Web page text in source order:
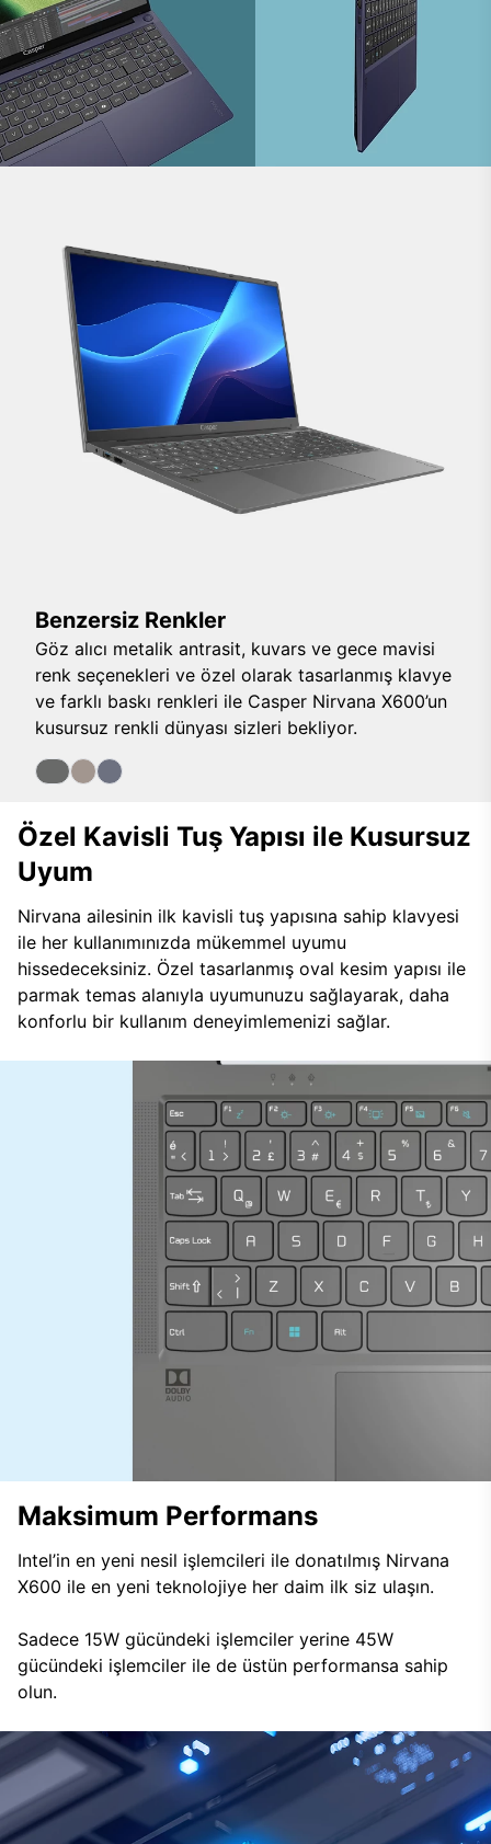
Benzersiz Renkler
Göz alıcı metalik antrasit, kuvars ve gece mavisi
renk seçenekleri ve özel olarak tasarlanmış klavye
ve farklı baskı renkleri ile Casper Nirvana X600’un
kusursuz renkli dünyası sizleri bekliyor.
Özel Kavisli Tuş Yapısı ile Kusursuz
Uyum
Nirvana ailesinin ilk kavisli tuş yapısına sahip klavyesi
ile her kullanımınızda mükemmel uyumu
hissedeceksiniz. Özel tasarlanmış oval kesim yapısı ile
parmak temas alanıyla uyumunuzu sağlayarak, daha
konforlu bir kullanım deneyimlemenizi sağlar.
Maksimum Performans
Intel’in en yeni nesil işlemcileri ile donatılmış Nirvana
X600 ile en yeni teknolojiye her daim ilk siz ulaşın.
Sadece 15W gücündeki işlemciler yerine 45W
gücündeki işlemciler ile de üstün performansa sahip
olun.